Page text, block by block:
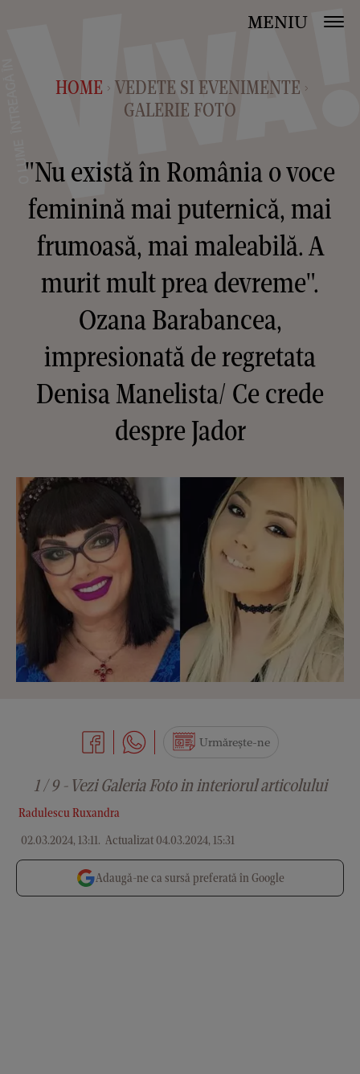
MENIU
HOME > VEDETE SI EVENIMENTE >
GALERIE FOTO
"Nu există în România o voce
feminină mai puternică, mai
frumoasă, mai maleabilă. A
murit mult prea devreme".
Ozana Barabancea,
impresionată de regretata
Denisa Manelista/ Ce crede
despre Jador
Radulescu Ruxandra
02.03.2024, 13:11. Actualizat 04.03.2024, 15:31
Urmărește-ne
1 / 9 - Vezi Galeria Foto in interiorul articolului
Adaugă-ne ca sursă preferată în Google